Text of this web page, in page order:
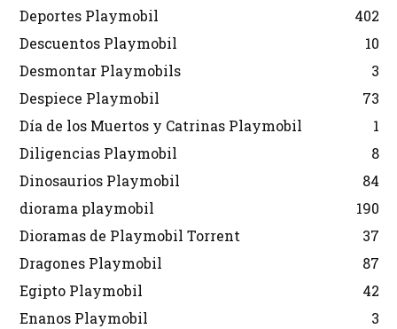
Deportes Playmobil
402
Descuentos Playmobil
10
Desmontar Playmobils
3
Despiece Playmobil
73
Día de los Muertos y Catrinas Playmobil
1
Diligencias Playmobil
8
Dinosaurios Playmobil
84
diorama playmobil
190
Dioramas de Playmobil Torrent
37
Dragones Playmobil
87
Egipto Playmobil
42
Enanos Playmobil
3